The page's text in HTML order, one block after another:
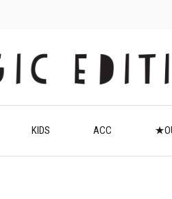
KIDS ACC